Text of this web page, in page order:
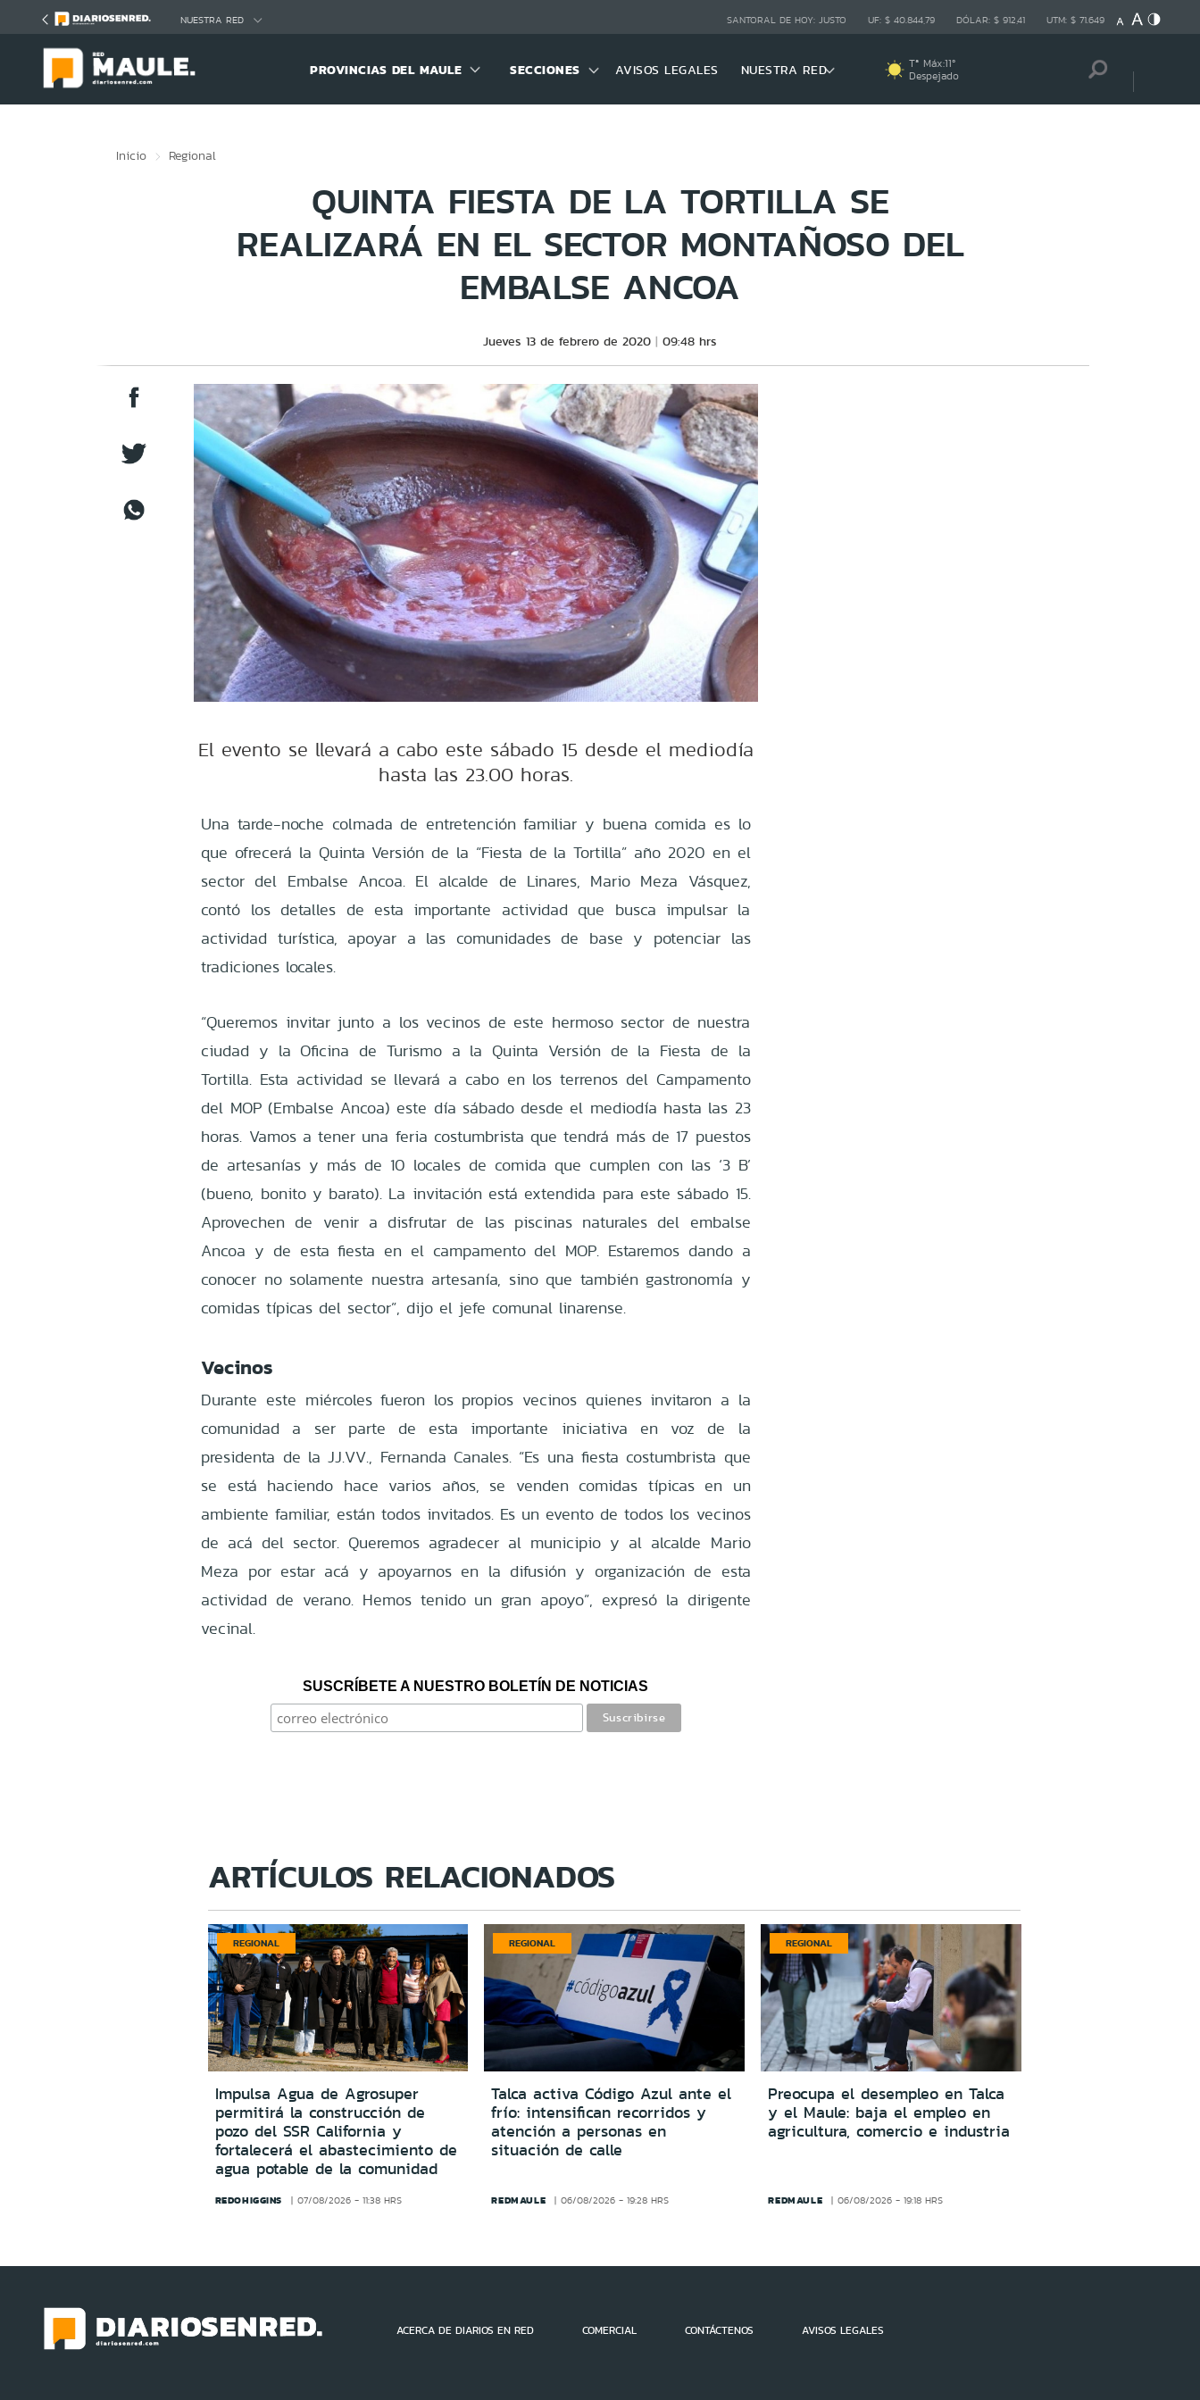
NUESTRA RED SANTORAL DE HOY: JUSTO UF: $ 40.844,79 DÓLAR: $ 912,41 UTM: $ 71.649
PROVINCIAS DEL MAULE SECCIONES AVISOS LEGALES NUESTRA RED Tª Máx:11º
Despejado
Inicio Regional
QUINTA FIESTA DE LA TORTILLA SE
REALIZARÁ EN EL SECTOR MONTAÑOSO DEL
EMBALSE ANCOA
Jueves 13 de febrero de 2020 09:48 hrs
El evento se llevará a cabo este sábado 15 desde el mediodía
hasta las 23.00 horas.
Una tarde-noche colmada de entretención familiar y buena comida es lo
que ofrecerá la Quinta Versión de la “Fiesta de la Tortilla” año 2020 en el
sector del Embalse Ancoa. El alcalde de Linares, Mario Meza Vásquez,
contó los detalles de esta importante actividad que busca impulsar la
actividad turística, apoyar a las comunidades de base y potenciar las
tradiciones locales.
“Queremos invitar junto a los vecinos de este hermoso sector de nuestra
ciudad y la Oficina de Turismo a la Quinta Versión de la Fiesta de la
Tortilla. Esta actividad se llevará a cabo en los terrenos del Campamento
del MOP (Embalse Ancoa) este día sábado desde el mediodía hasta las 23
horas. Vamos a tener una feria costumbrista que tendrá más de 17 puestos
de artesanías y más de 10 locales de comida que cumplen con las ‘3 B’
(bueno, bonito y barato). La invitación está extendida para este sábado 15.
Aprovechen de venir a disfrutar de las piscinas naturales del embalse
Ancoa y de esta fiesta en el campamento del MOP. Estaremos dando a
conocer no solamente nuestra artesanía, sino que también gastronomía y
comidas típicas del sector”, dijo el jefe comunal linarense.
Vecinos
Durante este miércoles fueron los propios vecinos quienes invitaron a la
comunidad a ser parte de esta importante iniciativa en voz de la
presidenta de la JJ.VV., Fernanda Canales. “Es una fiesta costumbrista que
se está haciendo hace varios años, se venden comidas típicas en un
ambiente familiar, están todos invitados. Es un evento de todos los vecinos
de acá del sector. Queremos agradecer al municipio y al alcalde Mario
Meza por estar acá y apoyarnos en la difusión y organización de esta
actividad de verano. Hemos tenido un gran apoyo”, expresó la dirigente
vecinal.
SUSCRÍBETE A NUESTRO BOLETÍN DE NOTICIAS
ARTÍCULOS RELACIONADOS
REGIONAL
Impulsa Agua de Agrosuper
permitirá la construcción de
pozo del SSR California y
fortalecerá el abastecimiento de
agua potable de la comunidad
REDOHIGGINS 07/08/2026 - 11:38 HRS
REGIONAL
Talca activa Código Azul ante el
frío: intensifican recorridos y
atención a personas en
situación de calle
REDMAULE 06/08/2026 - 19:28 HRS
REGIONAL
Preocupa el desempleo en Talca
y el Maule: baja el empleo en
agricultura, comercio e industria
REDMAULE 06/08/2026 - 19:18 HRS
ACERCA DE DIARIOS EN RED COMERCIAL CONTÁCTENOS AVISOS LEGALES